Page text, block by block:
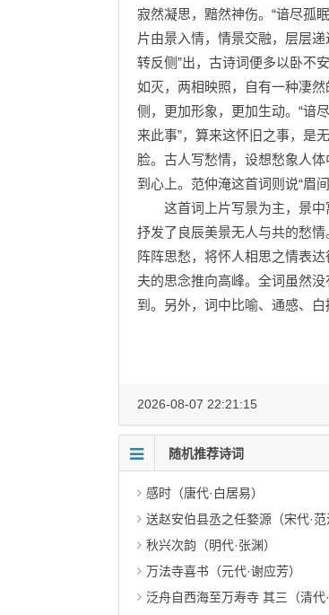
寂然凝思，黯然神伤。“谙尽孤
片由景入情，情景交融，层层
转反侧”出，古诗词便多以卧不
如灭，两相映照，自有一种凄
侧，更加形象，更加生动。“谙
来此事”，算来这怀旧之事，是
脸。古人写愁情，设想愁象人
到心上。范仲淹这首词则说“眉
这首词上片写景为主，景中
抒发了良辰美景无人与共的愁
阵阵思愁，将怀人相思之情表
夫的思念推向高峰。全词虽然没
到。另外，词中比喻、通感、
2026-08-07 22:21:15
随机推荐诗词
感时（唐代·白居易）
送赵安伯县丞之任婺源（宋代·范
秋兴次韵（明代·张渊）
万法寺喜书（元代·谢应芳）
泛舟自西海至万寿寺 其三（清代·